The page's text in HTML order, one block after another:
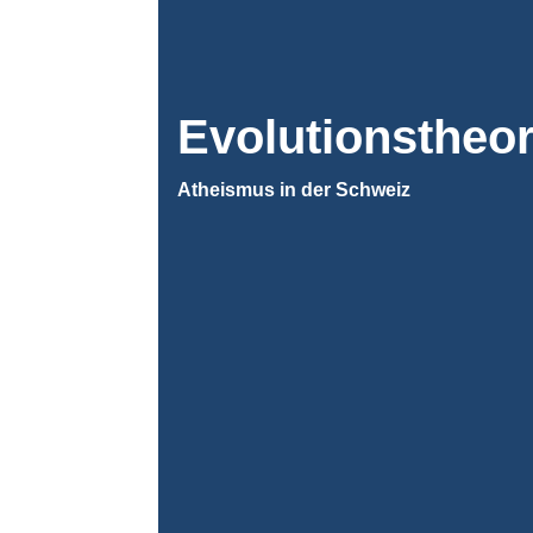
Atheismus in der Schweiz